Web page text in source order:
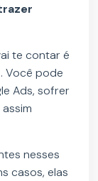
te contar é
Você pode
Ads, sofrer
nesses
casos, elas